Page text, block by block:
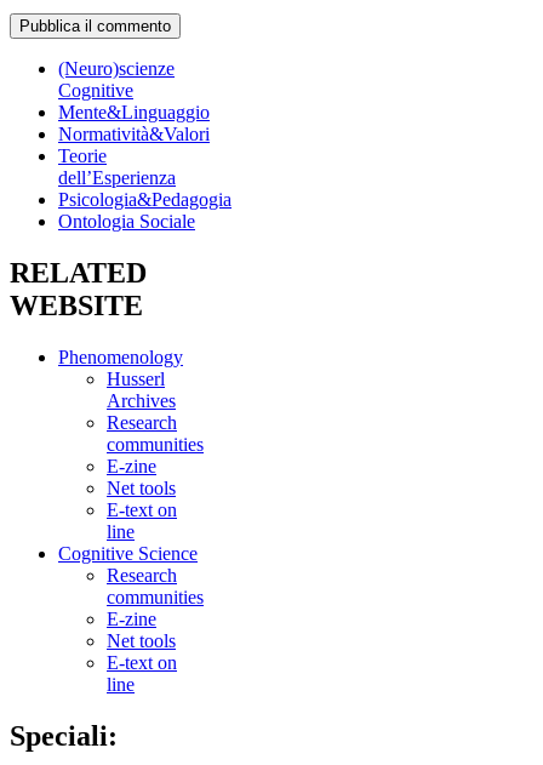
(Neuro)scienze
Cognitive
Mente&Linguaggio
Normatività&Valori
Teorie
dell’Esperienza
Psicologia&Pedagogia
Ontologia Sociale
RELATED
WEBSITE
Phenomenology
Husserl
Archives
Research
communities
E-zine
Net tools
E-text on
line
Cognitive Science
Research
communities
E-zine
Net tools
E-text on
line
Speciali: